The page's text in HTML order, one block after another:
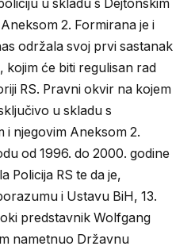
u skladu s Dejtonskim
2. Formirana je i
održala svoj prvi sastanak
će biti regulisan rad
RS. Pravni okvir na kojem
u skladu s
i njegovim Aneksom 2.
od 1996. do 2000. godine
Policija RS te da je,
i Ustavu BiH, 13.
predstavnik Wolfgang
nametnuo Državnu